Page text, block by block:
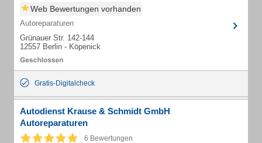
Web Bewertungen vorhanden
Autoreparaturen
Grünauer Str. 142-144
12557 Berlin - Köpenick
Gratis-Digitalcheck
Autodienst Krause & Schmidt GmbH
Autoreparaturen
6 Bewertungen